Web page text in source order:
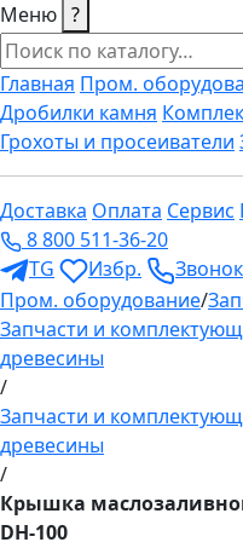
Меню ?
Главная Пром.
Дробилки камня
Грохоты и просеиватели
Доставка Оплата Сервис
8 800 511-36-20
TG
Избр. Звонок
Пром. оборудование/
Запчасти и
древесины
/
Запчасти и
древесины
/
Крышка
DH-100